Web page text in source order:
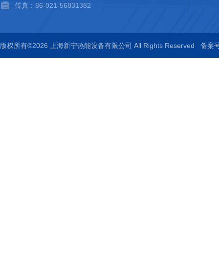
传真：86-021-56831382
版权所有©2026 上海新宁热能设备有限公司 All Rights Reserved 备案